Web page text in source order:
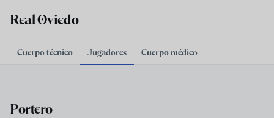
Real Oviedo
Cuerpo técnico Jugadores Cuerpo médico
Portero